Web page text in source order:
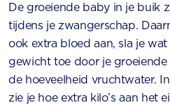
De groeiende baby in je buik
tijdens je zwangerschap.
ook extra bloed aan, sla je
gewicht toe door je groeiende
de hoeveelheid vruchtwater.
zie je hoe extra kilo’s aan het